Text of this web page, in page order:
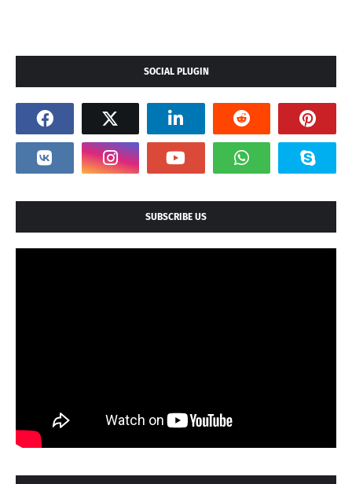
SOCIAL PLUGIN
SUBSCRIBE US